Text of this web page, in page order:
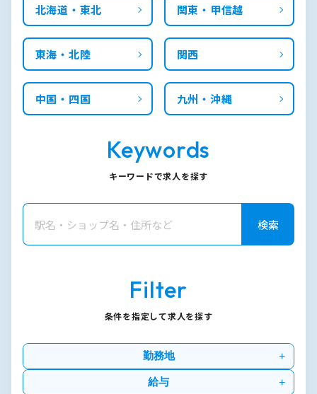
北海道・東北 関東・甲信越
東海・北陸 関西
中国・四国 九州・沖縄
Keywords
キーワードで求人を探す
検索
Filter
条件を指定して求人を探す
勤務地
給与